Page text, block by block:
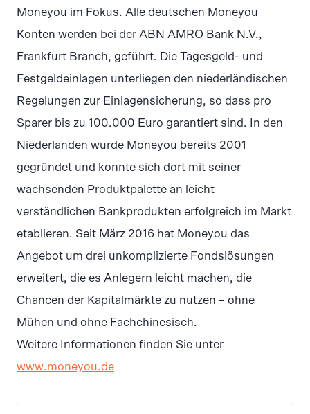
Moneyou im Fokus. Alle deutschen Moneyou
Konten werden bei der ABN AMRO Bank N.V.,
Frankfurt Branch, geführt. Die Tagesgeld- und
Festgeldeinlagen unterliegen den niederländischen
Regelungen zur Einlagensicherung, so dass pro
Sparer bis zu 100.000 Euro garantiert sind. In den
Niederlanden wurde Moneyou bereits 2001
gegründet und konnte sich dort mit seiner
wachsenden Produktpalette an leicht
verständlichen Bankprodukten erfolgreich im Markt
etablieren. Seit März 2016 hat Moneyou das
Angebot um drei unkomplizierte Fondslösungen
erweitert, die es Anlegern leicht machen, die
Chancen der Kapitalmärkte zu nutzen – ohne
Mühen und ohne Fachchinesisch.
Weitere Informationen finden Sie unter
www.moneyou.de